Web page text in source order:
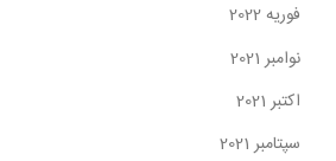
فوریه 2022
نوامبر 2021
اکتبر 2021
سپتامبر 2021